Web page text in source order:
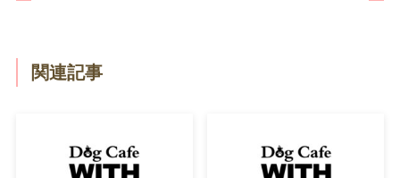
関連記事